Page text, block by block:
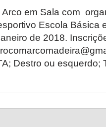
Arco em Sala com
Escola Básica
de 2018.
Destro ou esquerdo;